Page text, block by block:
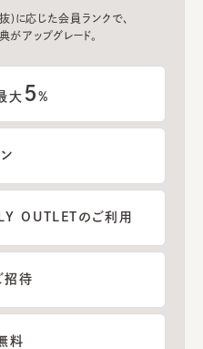
に応じた会員ランクで、
アップグレード。
大 5%
OUTLETのご利用
招待
料